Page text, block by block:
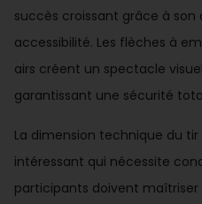
succès croissant grâce à
accessibilité. Les flèches à
airs créent un spectacle
garantissant une sécurité
La dimension technique du
intéressant qui nécessite
participants doivent